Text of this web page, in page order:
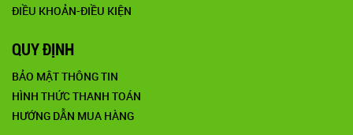
ĐIỀU KHOẢN-ĐIỀU KIỆN
QUY ĐỊNH
BẢO MẬT THÔNG TIN
HÌNH THỨC THANH TOÁN
HƯỚNG DẪN MUA HÀNG